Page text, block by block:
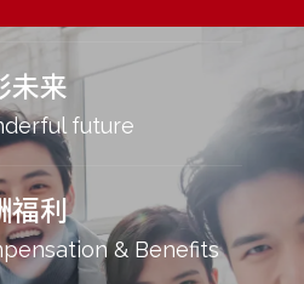
未来
future
福利
& Benefits